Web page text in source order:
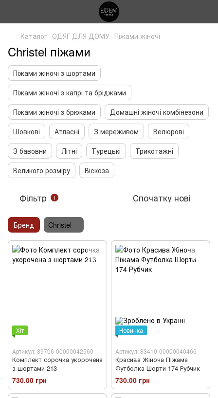
Каталог ОДЯГ ДЛЯ ДОМУ Піжами жіночі
Christel піжами
Піжами жіночі з шортами
Піжами жіночі з капрі та бріджами
Піжами жіночі з брюками
Домашні жіночі комбінезони
Шовкові
Атласні З мереживом
Велюрові
З бавовни
Літні Турецькі
Трикотажні
Великого розміру
Віскоза
Фільтр 1 Спочатку нові
Бренд Christel
Хіт
Артикул: 89706-00000042560
Комплект сорочка укорочена
з шортами 213
730.00 грн
Новинка
Артикул: 83410-00000040466
Красива Жіноча Піжама
Футболка Шорти 174 Рубчик
730.00 грн